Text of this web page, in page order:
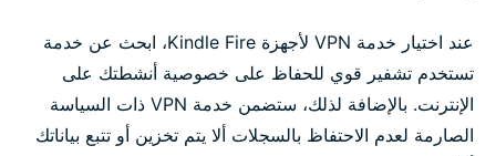
عند اختيار خدمة VPN لأجهزة Kindle Fire، ابحث عن خدمة
تستخدم تشفير قوي للحفاظ على خصوصية أنشطتك على
الإنترنت. بالإضافة لذلك، ستضمن خدمة VPN ذات السياسة
الصارمة لعدم الاحتفاظ بالسجلات ألا يتم تخزين أو تتبع بياناتك